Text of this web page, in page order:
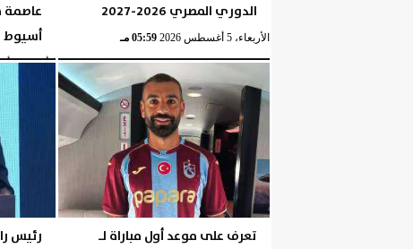
الدوري المصري 2026-2027
الأربعاء، 5 أغسطس 2026 05:59 مـ
عاصمة
أسيوط
الأربعاء، 5 أغسطس 2026
تعرف على موعد أول مباراة لـ
رئيس